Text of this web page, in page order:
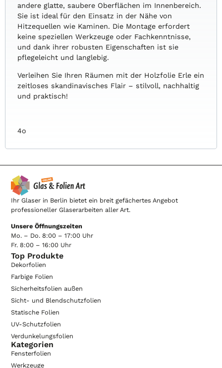
andere glatte, saubere Oberflächen im Innenbereich.
Sie ist ideal für den Einsatz in der Nähe von
Hitzequellen wie Kaminen. Die Montage erfordert
keine speziellen Werkzeuge oder Fachkenntnisse,
und dank ihrer robusten Eigenschaften ist sie
pflegeleicht und langlebig.
Verleihen Sie Ihren Räumen mit der Holzfolie Erle ein
zeitloses skandinavisches Flair – stilvoll, nachhaltig
und praktisch!
4o
Ihr Glaser in Berlin bietet ein breit gefächertes Angebot
professioneller Glaserarbeiten aller Art.
Unsere Öffnungszeiten
Mo. – Do. 8:00 – 17:00 Uhr
Fr. 8:00 – 16:00 Uhr
Top Produkte
Dekorfolien
Farbige Folien
Sicherheitsfolien außen
Sicht- und Blendschutzfolien
Statische Folien
UV-Schutzfolien
Verdunkelungsfolien
Kategorien
Fensterfolien
Werkzeuge